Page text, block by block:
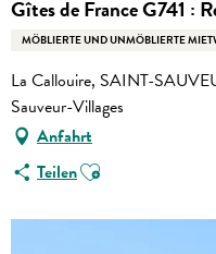
Gîtes de France G741 :
MÖBLIERTE UND UNMÖBLIERTE
La Callouire, SAINT-
Sauveur-Villages
Anfahrt
TeilenAjouter aux favoris